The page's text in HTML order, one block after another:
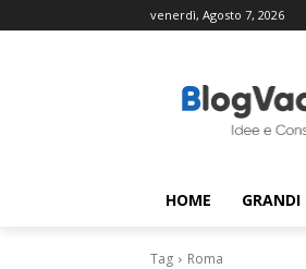
venerdì, Agosto 7, 2026
HOME
Tag Roma